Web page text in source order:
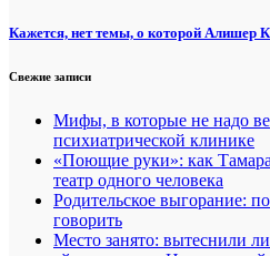
Кажется, нет темы, о которой Алишер
Свежие записи
Мифы, в которые не надо
психиатрической клинике
«Поющие руки»: как
театр одного человека
Родительское выгорание:
говорить
Место занято: вытеснили